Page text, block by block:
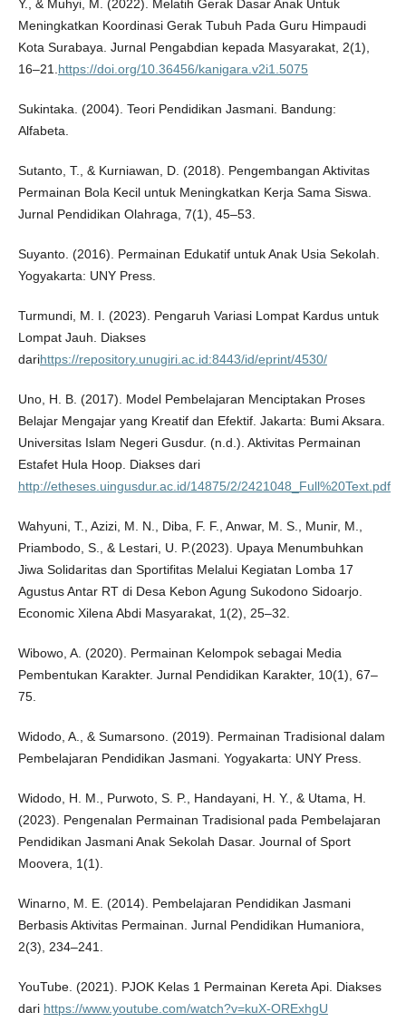
Y., & Muhyi, M. (2022). Melatih Gerak Dasar Anak Untuk
Meningkatkan Koordinasi Gerak Tubuh Pada Guru Himpaudi
Kota Surabaya. Jurnal Pengabdian kepada Masyarakat, 2(1),
16–21. https://doi.org/10.36456/kanigara.v2i1.5075
Sukintaka. (2004). Teori Pendidikan Jasmani. Bandung:
Alfabeta.
Sutanto, T., & Kurniawan, D. (2018). Pengembangan Aktivitas
Permainan Bola Kecil untuk Meningkatkan Kerja Sama Siswa.
Jurnal Pendidikan Olahraga, 7(1), 45–53.
Suyanto. (2016). Permainan Edukatif untuk Anak Usia Sekolah.
Yogyakarta: UNY Press.
Turmundi, M. I. (2023). Pengaruh Variasi Lompat Kardus untuk
Lompat Jauh. Diakses
darihttps://repository.unugiri.ac.id:8443/id/eprint/4530/
Uno, H. B. (2017). Model Pembelajaran Menciptakan Proses
Belajar Mengajar yang Kreatif dan Efektif. Jakarta: Bumi Aksara.
Universitas Islam Negeri Gusdur. (n.d.). Aktivitas Permainan
Estafet Hula Hoop. Diakses dari
http://etheses.uingusdur.ac.id/14875/2/2421048_Full%20Text.pdf
Wahyuni, T., Azizi, M. N., Diba, F. F., Anwar, M. S., Munir, M.,
Priambodo, S., & Lestari, U. P.(2023). Upaya Menumbuhkan
Jiwa Solidaritas dan Sportifitas Melalui Kegiatan Lomba 17
Agustus Antar RT di Desa Kebon Agung Sukodono Sidoarjo.
Economic Xilena Abdi Masyarakat, 1(2), 25–32.
Wibowo, A. (2020). Permainan Kelompok sebagai Media
Pembentukan Karakter. Jurnal Pendidikan Karakter, 10(1), 67–
75.
Widodo, A., & Sumarsono. (2019). Permainan Tradisional dalam
Pembelajaran Pendidikan Jasmani. Yogyakarta: UNY Press.
Widodo, H. M., Purwoto, S. P., Handayani, H. Y., & Utama, H.
(2023). Pengenalan Permainan Tradisional pada Pembelajaran
Pendidikan Jasmani Anak Sekolah Dasar. Journal of Sport
Moovera, 1(1).
Winarno, M. E. (2014). Pembelajaran Pendidikan Jasmani
Berbasis Aktivitas Permainan. Jurnal Pendidikan Humaniora,
2(3), 234–241.
YouTube. (2021). PJOK Kelas 1 Permainan Kereta Api. Diakses
dari https://www.youtube.com/watch?v=kuX-ORExhgU